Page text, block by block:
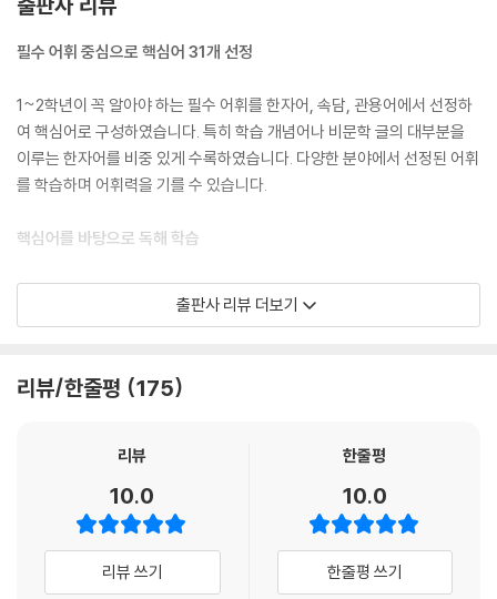
필수 어휘 중심으로 핵심어 31개 선정
1~2학년이 꼭 알아야 하는 필수 어휘를 한자어, 속담, 관용어에서 선정하
여 핵심어로 구성하였습니다. 특히 학습 개념어나 비문학 글의 대부분을
이루는 한자어를 비중 있게 수록하였습니다. 다양한 분야에서 선정된 어휘
를 학습하며 어휘력을 기를 수 있습니다.
핵심어를 바탕으로 독해 학습
글의 주제와 관련되는 핵심어를 통해 지문을 독해하도록 구성하였습니다.
그리고 [1. 주제 파악]-[2. 내용 이해]-[3. 적용 및 추론]의 구조화한 문항
하도록 구성하였습니다. 그리고 속담과 관용어는 같은 주제의 어휘로 확장
하여 학습합니다. 한자가 같거나 주제가 같은 어휘끼리 연계하여 학습함으
로써 어휘들의 뜻을 쉽게 이해할 수 있고, 오래 기억할 수 있습니다.
출판사 리뷰 더보기
리뷰/한줄평 175
리뷰
10.0
리뷰 쓰기
한줄평
10.0
한줄평 쓰기